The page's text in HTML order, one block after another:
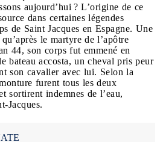
aujourd’hui ? L’origine de ce
dans certaines légendes
de Saint Jacques en Espagne. Une
le martyre de l’apôtre
44, son corps fut emmené en
bateau accosta, un cheval pris peur
son cavalier avec lui. Selon la
furent tous les deux
sortirent indemnes de l’eau,
Jacques.